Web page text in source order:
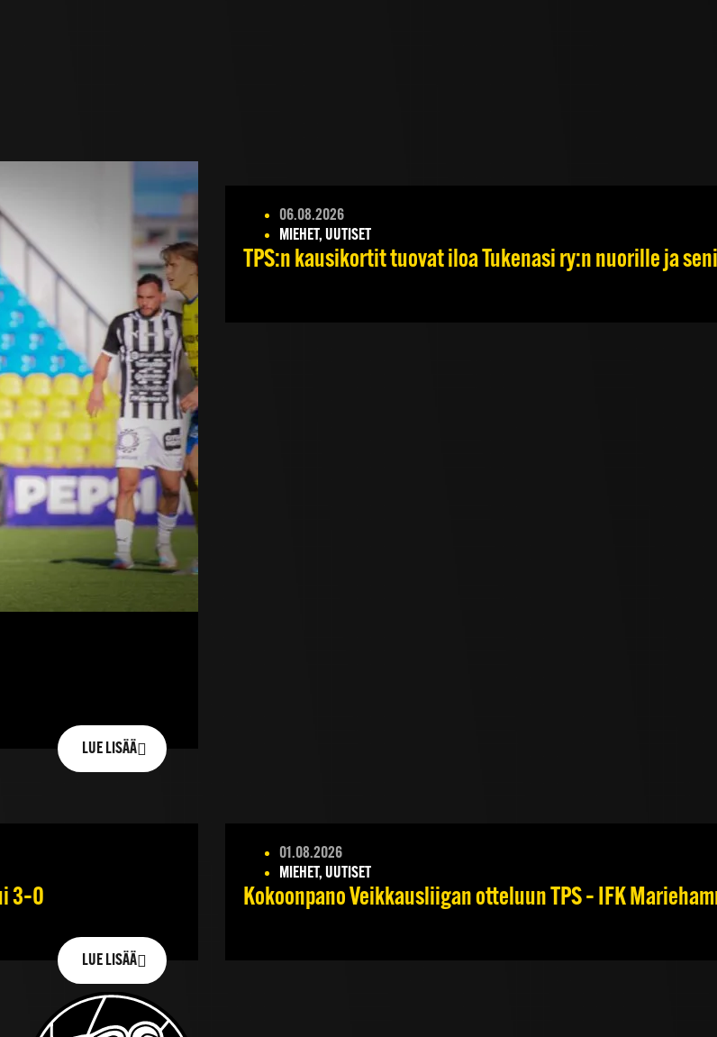
LUE LISÄÄ
06.08.2026
MIEHET, UUTISET
TPS:n kausikortit tuovat iloa Tukenasi ry:n nuorille ja
3–0
LUE LISÄÄ
01.08.2026
MIEHET, UUTISET
Kokoonpano Veikkausliigan otteluun TPS – IFK